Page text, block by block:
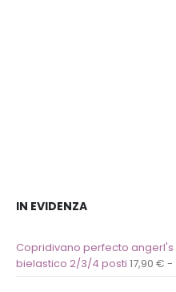
IN EVIDENZA
Copridivano perfecto
bielastico 2/3/4 posti 17,90 € -